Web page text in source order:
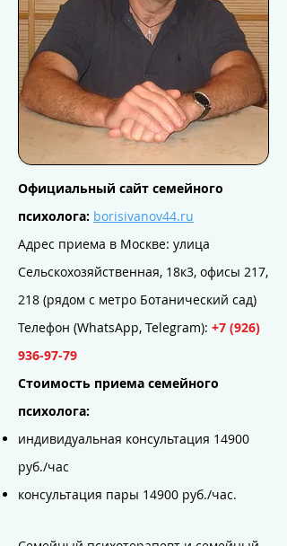
Официальный сайт семейного
психолога: borisivanov44.ru
Адрес приема в Москве: улица
Сельскохозяйственная, 18к3, офисы 217,
218 (рядом с метро Ботанический сад)
Телефон (WhatsApp, Telegram): +7 (926)
936-97-79
Стоимость приема семейного
психолога:
индивидуальная консультация 14900
руб./час
консультация пары 14900 руб./час.